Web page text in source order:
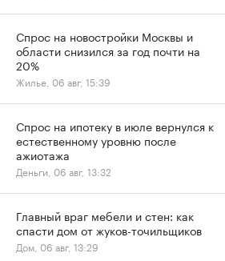
Спрос на новостройки Москвы и
области снизился за год почти на
20%
Жилье, 06 авг, 15:39
Спрос на ипотеку в июле вернулся к
естественному уровню после
ажиотажа
Деньги, 06 авг, 13:32
Главный враг мебели и стен: как
спасти дом от жуков-точильщиков
Дом, 06 авг, 13:29